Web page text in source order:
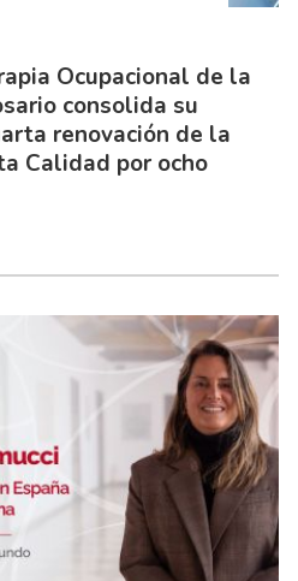
Ocupacional de la
consolida su
renovación de la
Calidad por ocho